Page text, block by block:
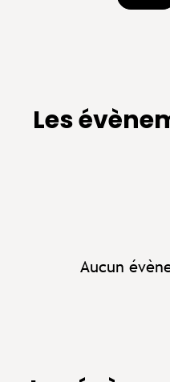
Les
Aucun